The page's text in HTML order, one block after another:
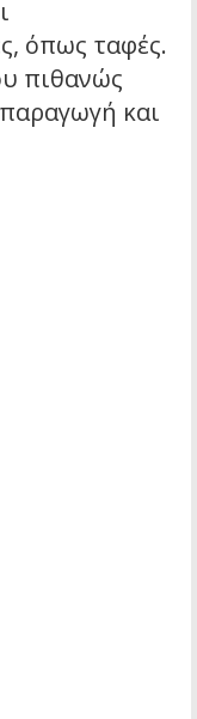
όπως ταφές.
πιθανώς
και